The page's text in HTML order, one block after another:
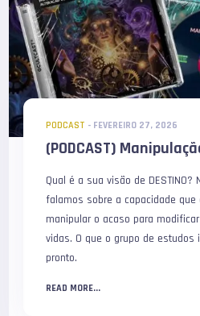
PODCAST - FEVEREIRO 27, 2026
(PODCAST)
Qual é a sua visão de DESTINO?
falamos sobre a capacidade
manipular o acaso para
vidas. O que o grupo de
pronto.
READ MORE...